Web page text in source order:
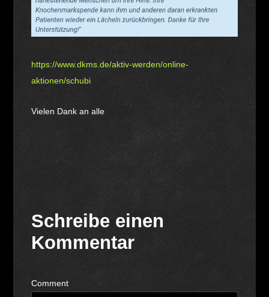
https://www.dkms.de/aktiv-werden/online-
aktionen/schubi
Vielen Dank an alle
Schreibe einen
Kommentar
Comment